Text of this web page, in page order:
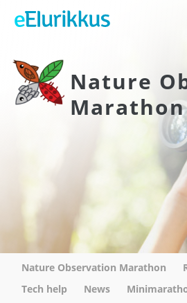
Nature
Marathon
Nature Observation Marathon
Tech help
News